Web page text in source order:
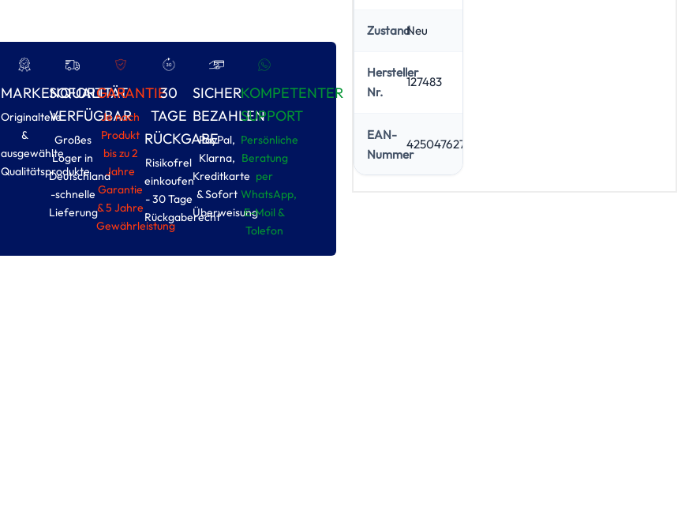
MARKENQUALITÄT
Originalteile
&
ausgewählte
Qualitätsprodukte
SOFORT
VERFÜGBAR
Großes
Loger in
Deutschland
-schnelle
Lieferung
GARANTIE
Je nach
Produkt
bis zu 2
Jahre
Garantie
& 5 Jahre
Gewährleistung
30
TAGE
RÜCKGABE
Risikofrel
einkoufen
- 30 Tage
Rückgaberecht
SICHER
BEZAHLEN
PayPal,
Klarna,
Kreditkarte
& Sofort
Überweisung
KOMPETENTER
SUPPORT
Persönliche
Beratung
per
WhatsApp,
E-Moil &
Tolefon
ZustandNeu
Hersteller
Nr.
127483
EAN-
Nummer
4250476274832